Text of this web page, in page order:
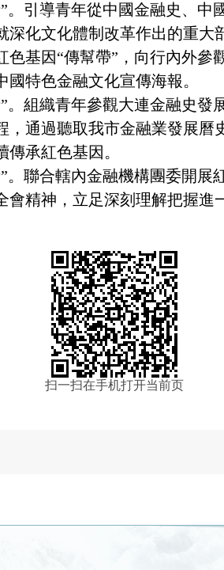
。引導青年從中國金融史、中
化文化體制改革作出的重
基因“傳幫帶”，向行內外參
特色金融文化宣傳海報。
。組織青年參觀大連金融史發
，通過聽取我市金融業發展曆
承紅色基因。
。聯合轄內金融機構團委開展
精神，立足深刻理解把握
扫一扫在手机打开当前页